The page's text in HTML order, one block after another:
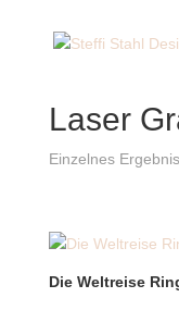
Laser
Einzelnes
Die Weltreise